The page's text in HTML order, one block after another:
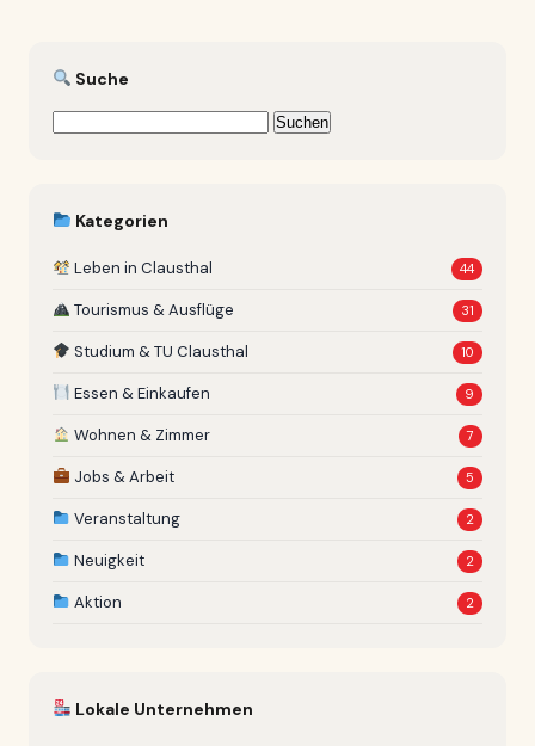
Suche
Suchen
Kategorien
Leben in Clausthal 44
Tourismus & Ausflüge 31
Studium & TU Clausthal 10
Essen & Einkaufen 9
Wohnen & Zimmer 7
Jobs & Arbeit 5
Veranstaltung 2
Neuigkeit 2
Aktion 2
Lokale Unternehmen